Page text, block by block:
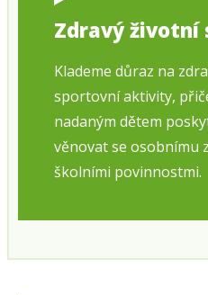
Zdravý životní
Klademe důraz na
sportovní aktivity,
nadaným dětem
věnovat se osobnímu
školními povinnostmi.